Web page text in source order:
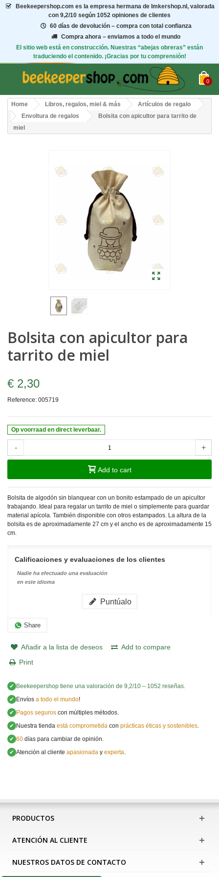
Beekeepershop.com es la empresa hermana de Imkershop.nl, valorada
con 9,2/10 según 1052 opiniones de clientes
60 días de devolución – compra con total confianza
Compra ahora – enviamos a todo el mundo
El sitio web está en construcción. Nuestras “abejas obreras” están
traduciendo el contenido. ¡Gracias por tu comprensión!
0
Home Libros, regalos, miel & más
Artículos de regalo
Envoltura de regalos
Bolsita con apicultor para tarrito de
miel
Bolsita con apicultor para
tarrito de miel
€ 2,30
Reference: 005719
Op voorraad en direct leverbaar.
- +
Add to cart
Bolsita de algodón sin blanquear con un bonito estampado de un apicultor
trabajando. Ideal para regalar un tarrito de miel o simplemente para guardar
material apícola. También disponible con otros estampados. La altura de la
bolsita es de aproximadamente 27 cm y el ancho es de aproximadamente 15
cm.
Calificaciones y evaluaciones de los clientes
Nadie ha efectuado una evaluación
en este idioma
Puntúalo
Share
Añadir a la lista de deseos
Add to compare
Print
✔ Beekeepershop tiene una valoración de 9,2/10 – 1052 reseñas.
✔ Envíos a todo el mundo!
✔ Pagos seguros con múltiples métodos.
✔ Nuestra tienda está comprometida con prácticas éticas y sostenibles.
✔ 60 días para cambiar de opinión.
✔ Atención al cliente apasionada y experta.
PRODUCTOS
ATENCIÓN AL CLIENTE
NUESTROS DATOS DE CONTACTO